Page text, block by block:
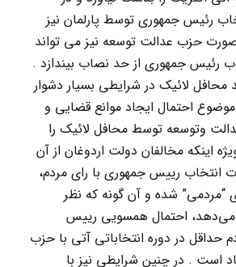
رئیس جمهوری توسط پارلمان نیز
حزب عدالت توسعه نیز می تواند
رئیس جمهوری از حد نصاب بیندازد .
محافل لائیک در شرایطی بسیار دشوار
موضوع احتمال ایجاد موانع قضایی و
وتوسعه توسط محافل لائیک را
اینکه مخالفان دولت اردوغان از آن
انتخاب رییس جمهوری با رای مردم،
“مردمی” شده و آن گونه که نظر
احتمال همسویی رییس
در دوره انتخاباتی آتی با حزب
است . در چنین شرایطی نیز با